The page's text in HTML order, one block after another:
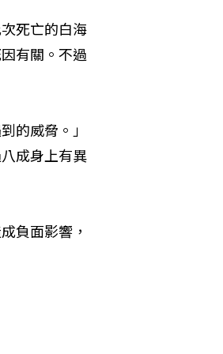
死亡的白海
有關。不過
的威脅。」
成身上有異
負面影響，